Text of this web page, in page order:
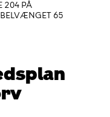
204 PÅ
65